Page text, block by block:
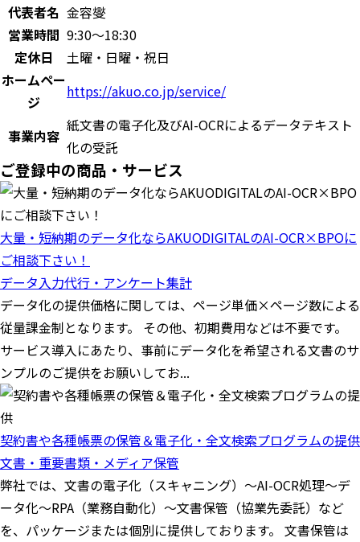
代表者名 金容燮
営業時間 9:30～18:30
定休日
土曜・日曜・祝日
ホームペー
ジ
https://akuo.co.jp/service/
事業内容
紙文書の電子化及びAI-OCRによるデータテキスト
化の受託
ご登録中の商品・サービス
大量・短納期のデータ化ならAKUODIGITALのAI-OCR×BPOに
ご相談下さい！
データ入力代行・アンケート集計
データ化の提供価格に関しては、ページ単価×ページ数による
従量課金制となります。 その他、初期費用などは不要です。
サービス導入にあたり、事前にデータ化を希望される文書のサ
ンプルのご提供をお願いしてお...
契約書や各種帳票の保管＆電子化・全文検索プログラムの提供
文書・重要書類・メディア保管
弊社では、文書の電子化（スキャニング）～AI-OCR処理～デ
ータ化～RPA（業務自動化）～文書保管（協業先委託）など
を、パッケージまたは個別に提供しております。 文書保管は